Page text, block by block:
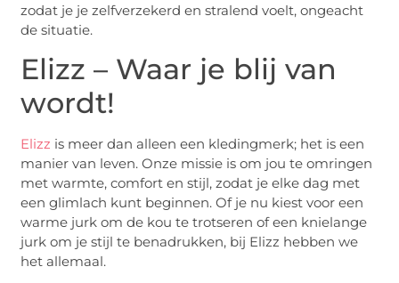
zodat je je zelfverzekerd en stralend voelt, ongeacht
de situatie.
Elizz – Waar je blij van
wordt!
Elizz is meer dan alleen een kledingmerk; het is een
manier van leven. Onze missie is om jou te omringen
met warmte, comfort en stijl, zodat je elke dag met
een glimlach kunt beginnen. Of je nu kiest voor een
warme jurk om de kou te trotseren of een knielange
jurk om je stijl te benadrukken, bij Elizz hebben we
het allemaal.